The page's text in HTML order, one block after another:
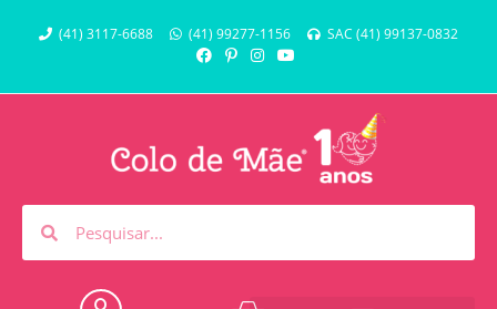
(41) 3117-6688 (41) 99277-1156 SAC (41) 99137-0832